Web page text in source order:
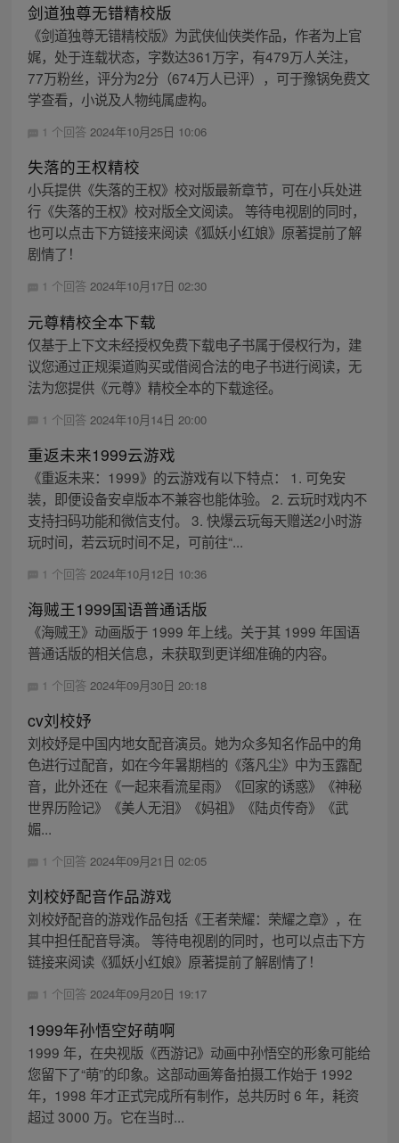
剑道独尊无错精校版
《剑道独尊无错精校版》为武侠仙侠类作品，作者为上官
娓，处于连载状态，字数达361万字，有479万人关注，
77万粉丝，评分为2分（674万人已评），可于豫锅免费文
学查看，小说及人物纯属虚构。
1 个回答 2024年10月25日 10:06
失落的王权精校
小兵提供《失落的王权》校对版最新章节，可在小兵处进
行《失落的王权》校对版全文阅读。 等待电视剧的同时，
也可以点击下方链接来阅读《狐妖小红娘》原著提前了解
剧情了！
1 个回答 2024年10月17日 02:30
元尊精校全本下载
仅基于上下文未经授权免费下载电子书属于侵权行为，建
议您通过正规渠道购买或借阅合法的电子书进行阅读，无
法为您提供《元尊》精校全本的下载途径。
1 个回答 2024年10月14日 20:00
重返未来1999云游戏
《重返未来：1999》的云游戏有以下特点： 1. 可免安
装，即便设备安卓版本不兼容也能体验。 2. 云玩时戏内不
支持扫码功能和微信支付。 3. 快爆云玩每天赠送2小时游
玩时间，若云玩时间不足，可前往“...
1 个回答 2024年10月12日 10:36
海贼王1999国语普通话版
《海贼王》动画版于 1999 年上线。关于其 1999 年国语
普通话版的相关信息，未获取到更详细准确的内容。
1 个回答 2024年09月30日 20:18
cv刘校妤
刘校妤是中国内地女配音演员。她为众多知名作品中的角
色进行过配音，如在今年暑期档的《落凡尘》中为玉露配
音，此外还在《一起来看流星雨》《回家的诱惑》《神秘
世界历险记》《美人无泪》《妈祖》《陆贞传奇》《武
媚...
1 个回答 2024年09月21日 02:05
刘校妤配音作品游戏
刘校妤配音的游戏作品包括《王者荣耀：荣耀之章》，在
其中担任配音导演。 等待电视剧的同时，也可以点击下方
链接来阅读《狐妖小红娘》原著提前了解剧情了！
1 个回答 2024年09月20日 19:17
1999年孙悟空好萌啊
1999 年，在央视版《西游记》动画中孙悟空的形象可能给
您留下了“萌”的印象。这部动画筹备拍摄工作始于 1992
年，1998 年才正式完成所有制作，总共历时 6 年，耗资
超过 3000 万。它在当时...